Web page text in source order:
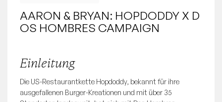
AARON & BRYAN: HOPDODDY X D
OS HOMBRES CAMPAIGN
Einleitung
Die US-Restaurantkette Hopdoddy, bekannt für ihre
ausgefallenen Burger-Kreationen und mit über 35